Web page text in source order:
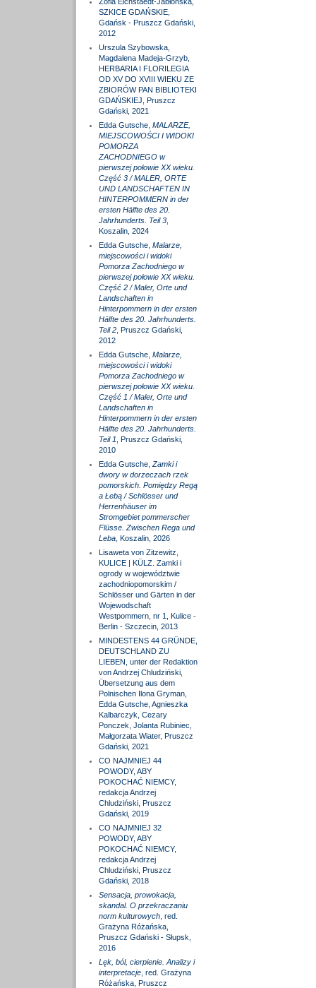
SZKICE GDAŃSKIE,
Gdańsk - Pruszcz Gdański,
2012
Urszula Szybowska,
Magdalena Madeja-Grzyb,
HERBARIA I FLORILEGIA
OD XV DO XVIII WIEKU ZE
ZBIORÓW PAN BIBLIOTEKI
GDAŃSKIEJ, Pruszcz
Gdański, 2021
Edda Gutsche, MALARZE,
MIEJSCOWOŚCI I WIDOKI
POMORZA
ZACHODNIEGO w
pierwszej połowie XX wieku.
Część 3 / MALER, ORTE
UND LANDSCHAFTEN IN
HINTERPOMMERN in der
ersten Hälfte des 20.
Jahrhunderts. Teil 3,
Koszalin, 2024
Edda Gutsche, Malarze,
miejscowości i widoki
Pomorza Zachodniego w
pierwszej połowie XX wieku.
Część 2 / Maler, Orte und
Landschaften in
Hinterpommern in der ersten
Hälfte des 20. Jahrhunderts.
Teil 2, Pruszcz Gdański,
2012
Edda Gutsche, Malarze,
miejscowości i widoki
Pomorza Zachodniego w
pierwszej połowie XX wieku.
Część 1 / Maler, Orte und
Landschaften in
Hinterpommern in der ersten
Hälfte des 20. Jahrhunderts.
Teil 1 , Pruszcz Gdański,
2010
Edda Gutsche, Zamki i
dwory w dorzeczach rzek
pomorskich. Pomiędzy Regą
a Łebą / Schlösser und
Herrenhäuser im
Stromgebiet pommerscher
Flüsse. Zwischen Rega und
Leba, Koszalin, 2026
Lisaweta von Zitzewitz,
KULICE | KÜLZ. Zamki i
ogrody w województwie
zachodniopomorskim /
Schlösser und Gärten in der
Wojewodschaft
Westpommern, nr 1, Kulice -
Berlin - Szczecin, 2013
MINDESTENS 44 GRÜNDE,
DEUTSCHLAND ZU
LIEBEN, unter der Redaktion
von Andrzej Chludziński,
Übersetzung aus dem
Polnischen Ilona Gryman,
Edda Gutsche, Agnieszka
Kalbarczyk, Cezary
Ponczek, Jolanta Rubiniec,
Małgorzata Wiater, Pruszcz
Gdański, 2021
CO NAJMNIEJ 44
POWODY, ABY
POKOCHAĆ NIEMCY,
redakcja Andrzej
Chludziński, Pruszcz
Gdański, 2019
CO NAJMNIEJ 32
POWODY, ABY
POKOCHAĆ NIEMCY,
redakcja Andrzej
Chludziński, Pruszcz
Gdański, 2018
Sensacja, prowokacja,
skandal. O przekraczaniu
norm kulturowych, red.
Grażyna Różańska,
Pruszcz Gdański - Słupsk,
2016
Lęk, ból, cierpienie. Analizy i
interpretacje, red. Grażyna
Różańska, Pruszcz